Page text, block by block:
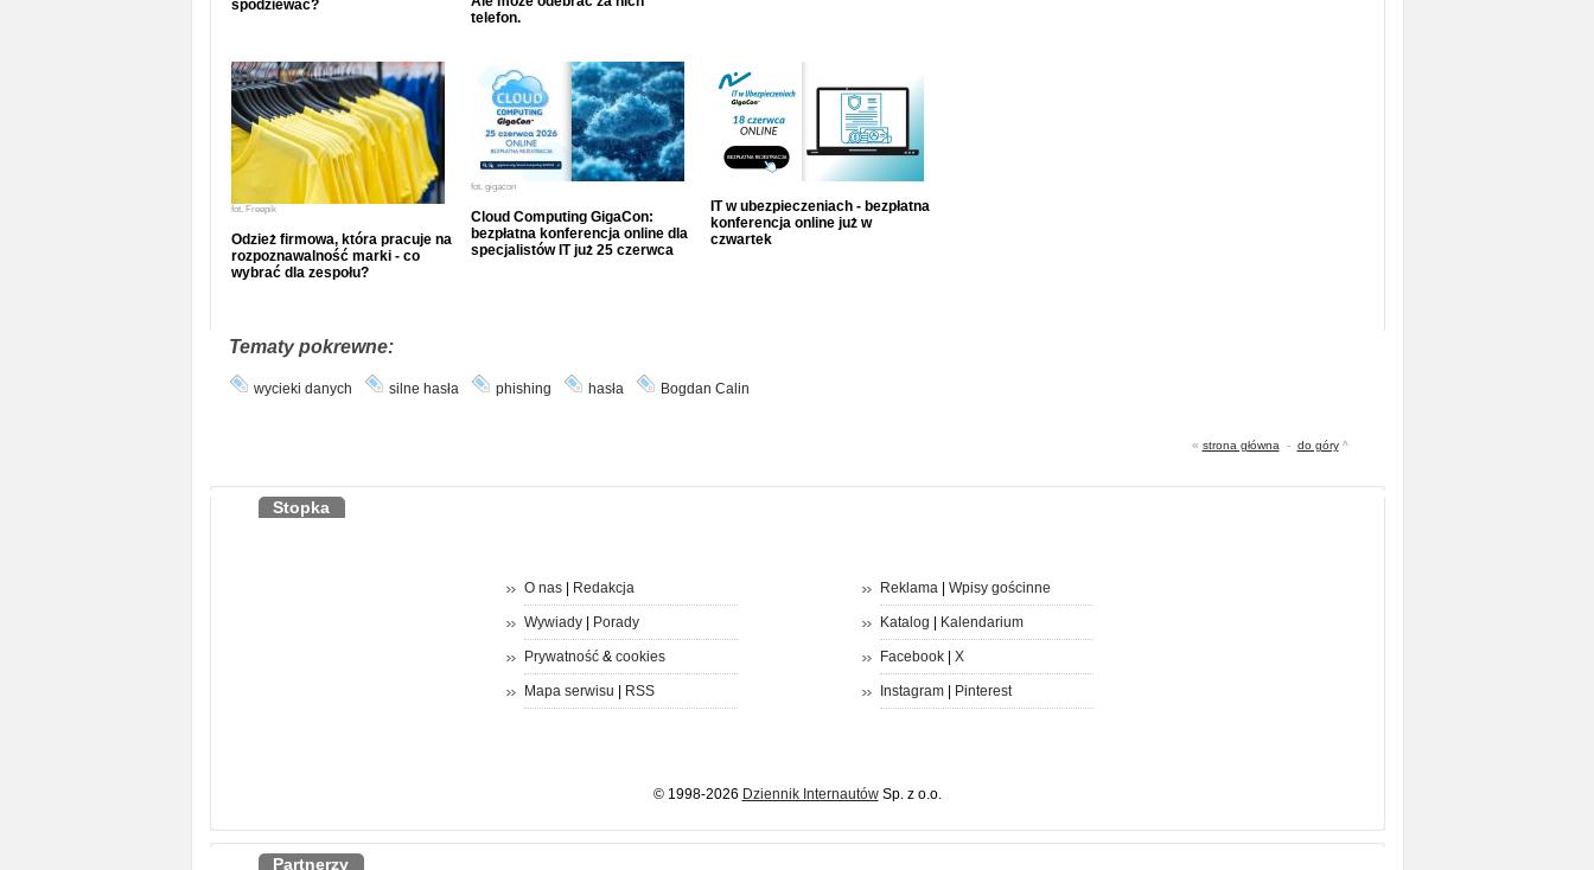
spodziewać?
telefon.
fot. Freepik
Odzież firmowa, która pracuje na
rozpoznawalność marki - co
wybrać dla zespołu?
fot. gigacon
Cloud Computing GigaCon:
bezpłatna konferencja online dla
specjalistów IT już 25 czerwca
IT w ubezpieczeniach - bezpłatna
konferencja online już w
czwartek
Tematy pokrewne:
wycieki danych silne hasła phishing hasła Bogdan Calin
« strona główna - do góry^
Stopka
O nas| Redakcja
Wywiady| Porady
Prywatność& cookies
Mapa serwisu RSS
Reklama| Wpisy gościnne
Katalog Kalendarium
Facebook| X
Instagram| Pinterest
© 1998-2026 Dziennik InternautówSp. z o.o.
Partnerzy